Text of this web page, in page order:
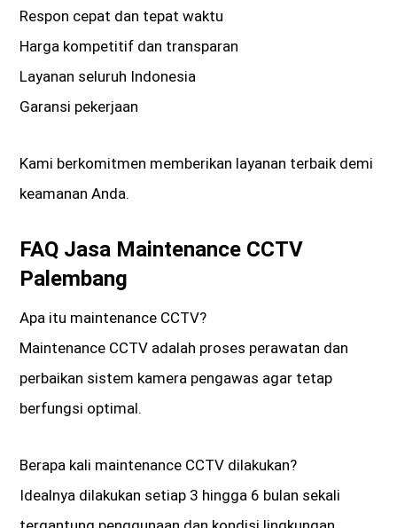
Respon cepat dan tepat waktu
Harga kompetitif dan transparan
Layanan seluruh Indonesia
Garansi pekerjaan
Kami berkomitmen memberikan layanan terbaik demi
keamanan Anda.
FAQ Jasa Maintenance CCTV
Palembang
Apa itu maintenance CCTV?
Maintenance CCTV adalah proses perawatan dan
perbaikan sistem kamera pengawas agar tetap
berfungsi optimal.
Berapa kali maintenance CCTV dilakukan?
Idealnya dilakukan setiap 3 hingga 6 bulan sekali